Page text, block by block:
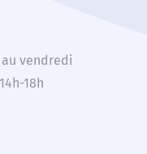
vendredi
18h